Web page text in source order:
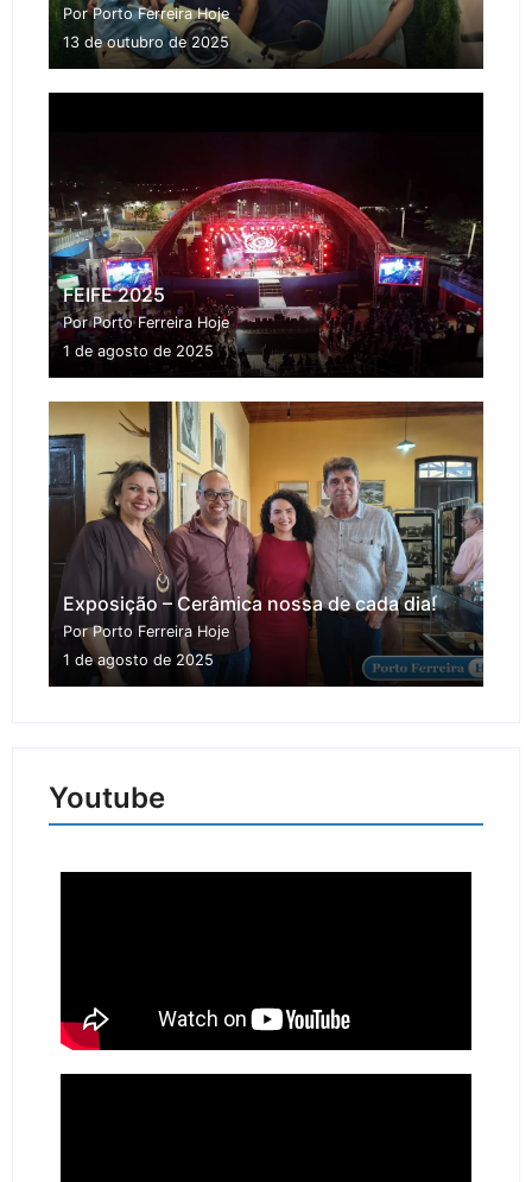
Por Porto Ferreira Hoje
13 de outubro de 2025
FEIFE 2025
Por Porto Ferreira Hoje
1 de agosto de 2025
Exposição – Cerâmica nossa de cada dia!
Por Porto Ferreira Hoje
1 de agosto de 2025
Youtube